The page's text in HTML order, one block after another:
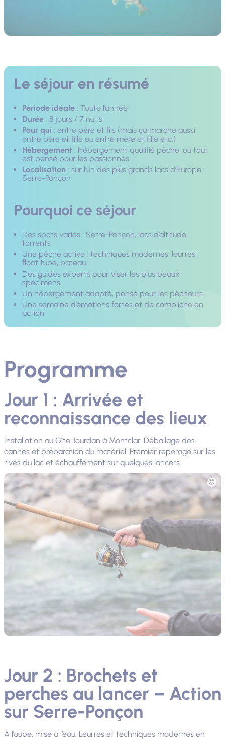
Le séjour en résumé
Période idéale : Toute l’année
Durée : 8 jours / 7 nuits
Pour qui : entre père et fils (mais ça marche aussi
entre père et fille ou entre mère et fille etc.)
Hébergement : Hébergement qualifié pêche, où tout
est pensé pour les passionnés
Localisation: sur l'un des plus grands lacs d'Europe :
Serre-Ponçon
Pourquoi ce séjour
Des spots variés : Serre-Ponçon, lacs d’altitude,
torrents
Une pêche active : techniques modernes, leurres,
float tube, bateau
Des guides experts pour viser les plus beaux
spécimens
Un hébergement adapté, pensé pour les pêcheurs
Une semaine d’émotions fortes et de complicité en
action
Programme
Jour 1 : Arrivée et
reconnaissance des lieux
Installation au Gîte Jourdan à Montclar. Déballage des
cannes et préparation du matériel. Premier repérage sur les
rives du lac et échauffement sur quelques lancers.
Photo
Jour 2 : Brochets et
perches au lancer – Action
sur Serre-Ponçon
A l’aube, mise à l’eau. Leurres et techniques modernes en